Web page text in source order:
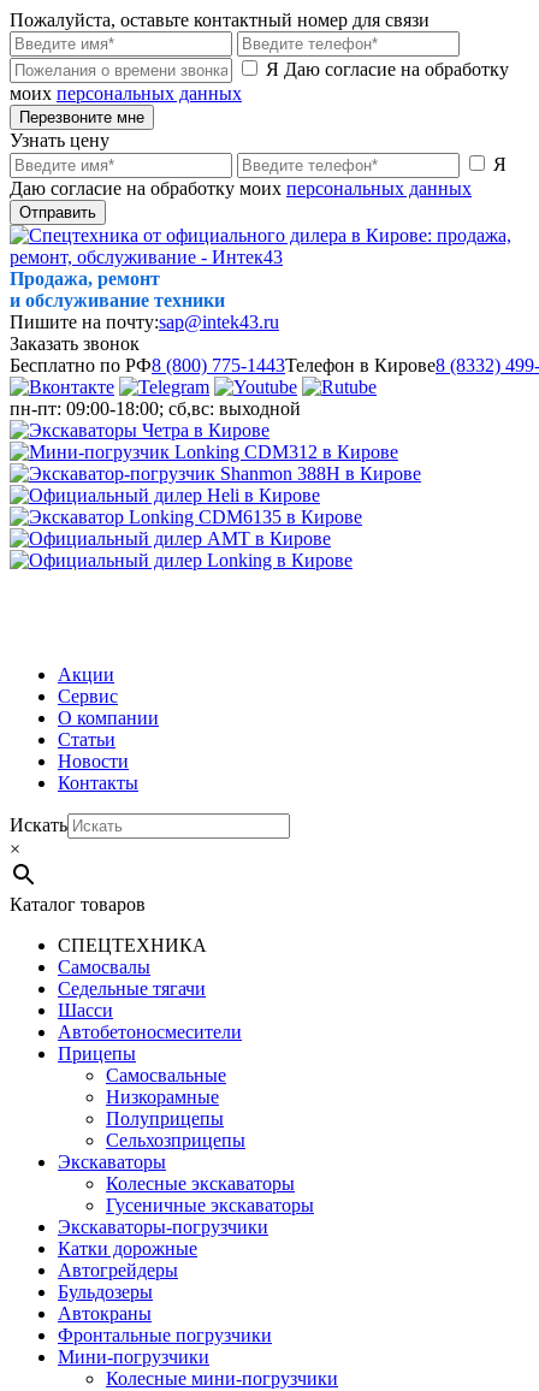
Пожалуйста, оставьте контактный номер для связи
Я Даю согласие на обработку
моих персональных данных
Перезвоните мне
Узнать цену
Я
Даю согласие на обработку моих персональных данных
Отправить
Продажа, ремонт
и обслуживание техники
Пишите на почту:sap@intek43.ru
Заказать звонок
Бесплатно по РФ8 (800) 775-1443Телефон в Кирове8 (8332)
пн-пт: 09:00-18:00; сб,вс: выходной
Акции
Сервис
О компании
Статьи
Новости
Контакты
Искать
×
Каталог товаров
СПЕЦТЕХНИКА
Самосвалы
Седельные тягачи
Шасси
Автобетоно­смесители
Прицепы
Самосвальные
Низкорамные
Полуприцепы
Сельхозприцепы
Экскаваторы
Колесные экскаваторы
Гусеничные экскаваторы
Экскаваторы-погрузчики
Катки дорожные
Автогрейдеры
Бульдозеры
Автокраны
Фронтальные погрузчики
Мини-погрузчики
Колесные мини-погрузчики